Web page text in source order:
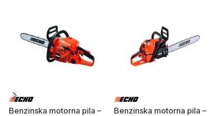
Benzinska motorna pila –
Benzinska motorna pila –